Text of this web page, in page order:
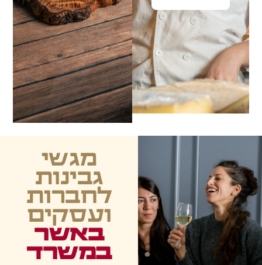
מגשי
גבינות
לחברות
ועסקים
באשר
במשרד